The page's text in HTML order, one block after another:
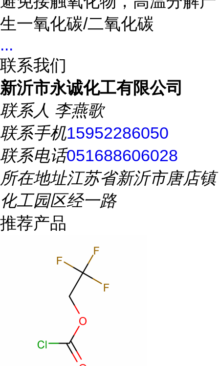
生一氧化碳/二氧化碳
...
联系我们
新沂市永诚化工有限公司
联系人 李燕歌
联系手机15952286050
联系电话051688606028
所在地址江苏省新沂市唐店镇
化工园区经一路
推荐产品